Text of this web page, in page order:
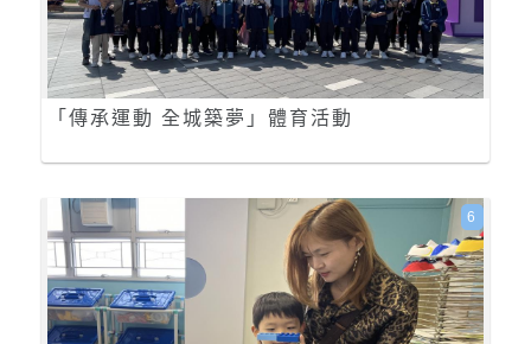
「傳承運動 全城築夢」體育活動
6